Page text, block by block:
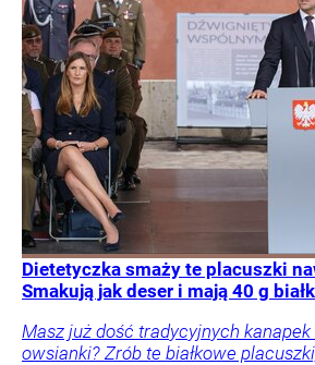
Dietetyczka smaży te placuszki
Smakują jak deser i mają 40 g
Masz już dość tradycyjnych
owsianki? Zrób te białkowe